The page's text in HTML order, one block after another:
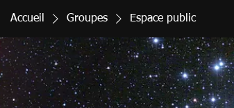
Accueil Groupes Espace public